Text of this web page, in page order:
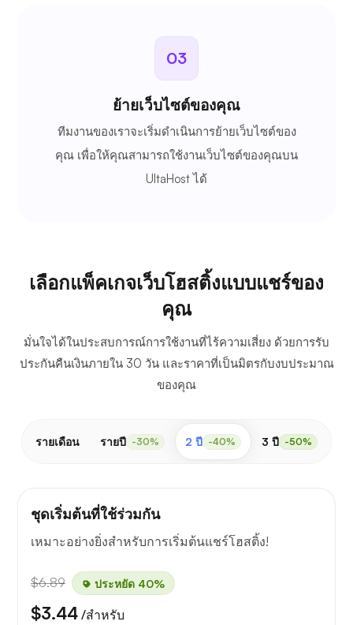
03
ย้ายเว็บไซต์ของคุณ
ทีมงานของเราจะเริ่มดำเนินการย้ายเว็บไซต์ของ
คุณ เพื่อให้คุณสามารถใช้งานเว็บไซต์ของคุณบน
UltaHost ได้
เลือกแพ็คเกจเว็บโฮสติ้งแบบแชร์ของ
คุณ
มั่นใจได้ในประสบการณ์การใช้งานที่ไร้ความเสี่ยง ด้วยการรับ
ประกันคืนเงินภายใน 30 วัน และราคาที่เป็นมิตรกับงบประมาณ
ของคุณ
รายเดือน รายปี -30% 2 ปี -40% 3 ปี -50%
ชุดเริ่มต้นที่ใช้ร่วมกัน
เหมาะอย่างยิ่งสำหรับการเริ่มต้นแชร์โฮสติ้ง!
$6.89 ประหยัด 40%
$3.44 /สำหรับ